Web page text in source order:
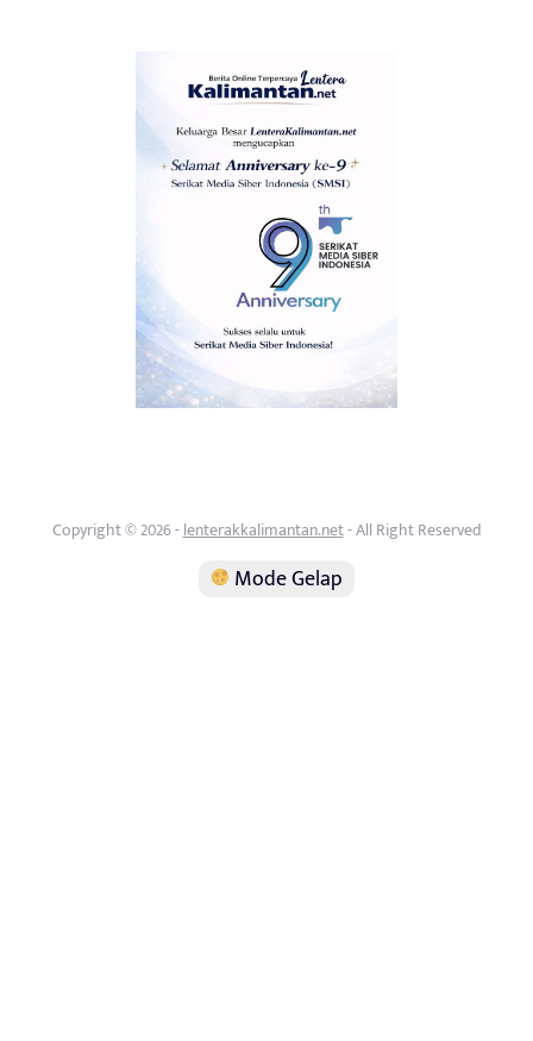
Copyright © 2026 -lenterakkalimantan.net- All Right Reserved
Mode Gelap